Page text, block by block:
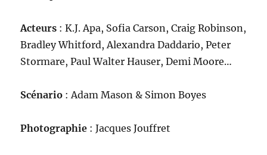
Acteurs : K.J. Apa, Sofia Carson, Craig Robinson,
Bradley Whitford, Alexandra Daddario, Peter
Stormare, Paul Walter Hauser, Demi Moore…
Scénario : Adam Mason & Simon Boyes
Photographie : Jacques Jouffret